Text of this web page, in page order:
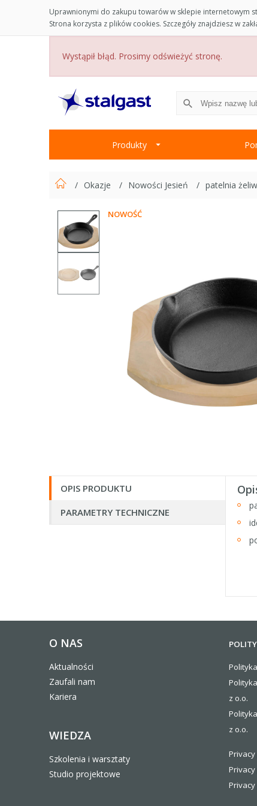
Uprawnionymi do zakupu towarów w sklepie internetowym
Strona korzysta z plików cookies. Szczegóły znajdziesz w
Wystąpił błąd. Prosimy odświeżyć stronę.
Produkty
Okazje Nowości Jesień patelnia
NOWOŚĆ
OPIS PRODUKTU
PARAMETRY TECHNICZNE
O NAS
Aktualności
Zaufali nam
Kariera
WIEDZA
Szkolenia i warsztaty
Studio projektowe
z o.o.
z o.o.